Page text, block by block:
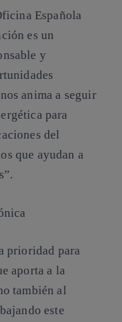
Española
es un
y
anima a seguir
para
del
que ayudan a
prioridad para
aporta a la
también al
este